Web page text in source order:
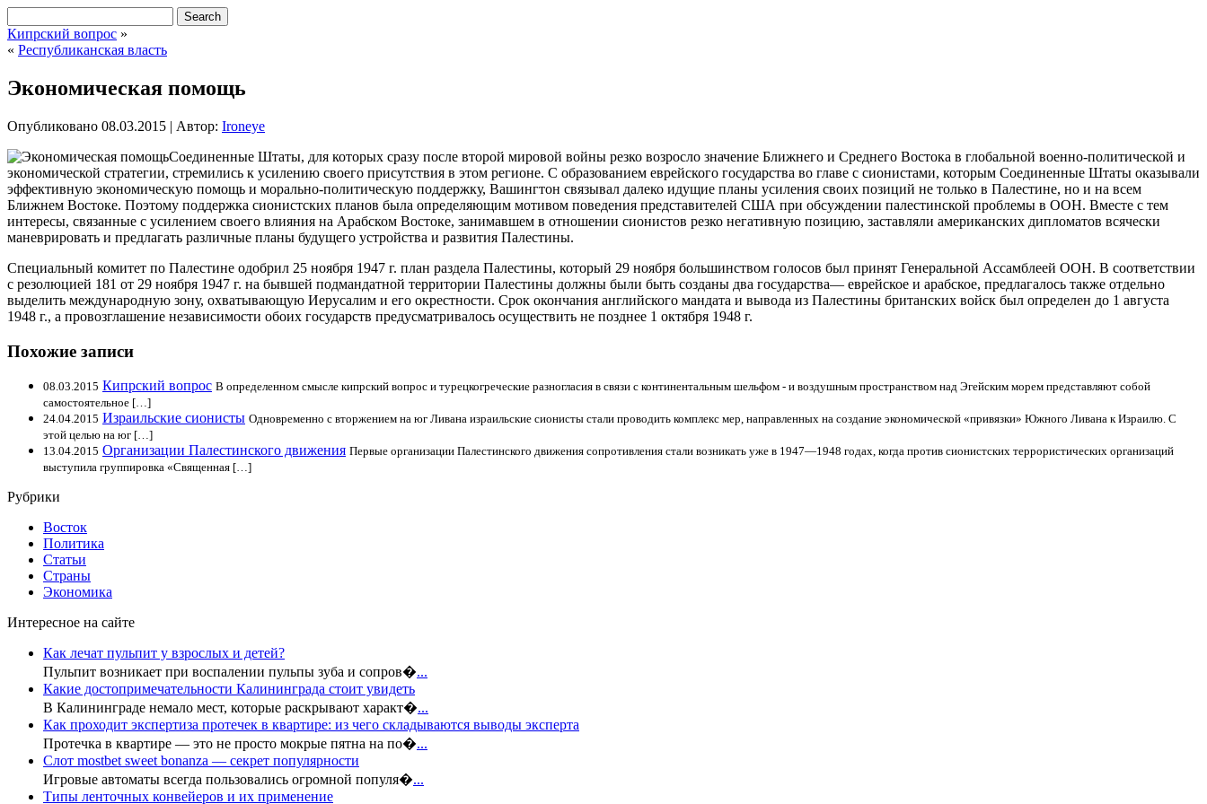
Кипрский вопрос »
« Республиканская власть
Экономическая помощь
Опубликовано 08.03.2015 | Автор: Ironeye
Соединенные Штаты, для которых сразу после второй мировой войны резко возросло значение Ближнего и Среднего Востока в глобальной военно-политической и
экономической стратегии, стремились к усилению своего присутствия в этом регионе. С образованием еврейского государства во главе с сионистами, которым Соединенные Штаты оказывали
эффективную экономическую помощь и морально-политическую поддержку, Вашингтон связывал далеко идущие планы усиления своих позиций не только в Палестине, но и на всем
Ближнем Востоке. Поэтому поддержка сионистских планов была определяющим мотивом поведения представителей США при обсуждении палестинской проблемы в ООН. Вместе с тем
интересы, связанные с усилением своего влияния на Арабском Востоке, занимавшем в отношении сионистов резко негативную позицию, заставляли американских дипломатов всячески
маневрировать и предлагать различные планы будущего устройства и развития Палестины.
Специальный комитет по Палестине одобрил 25 ноября 1947 г. план раздела Палестины, который 29 ноября большинством голосов был принят Генеральной Ассамблеей ООН. В соответствии
с резолюцией 181 от 29 ноября 1947 г. на бывшей подмандатной территории Палестины должны были быть созданы два государства— еврейское и арабское, предлагалось также отдельно
выделить международную зону, охватывающую Иерусалим и его окрестности. Срок окончания английского мандата и вывода из Палестины британских войск был определен до 1 августа
1948 г., а провозглашение независимости обоих государств предусматривалось осуществить не позднее 1 октября 1948 г.
Похожие записи
08.03.2015 Кипрский вопрос В определенном смысле кипрский вопрос и турецкогреческие разногласия в связи с континентальным шельфом - и воздушным пространством над Эгейским морем представляют собой
самостоятельное […]
24.04.2015 Израильские сионисты Одновременно с вторжением на юг Ливана израильские сионисты стали проводить комплекс мер, направленных на создание экономической «привязки» Южного Ливана к Израилю. С
этой целью на юг […]
13.04.2015 Организации Палестинского движения Первые организации Палестинского движения сопротивления стали возникать уже в 1947—1948 годах, когда против сионистских террористических организаций
выступила группировка «Священная […]
Рубрики
Восток
Политика
Статьи
Страны
Экономика
Интересное на сайте
Как лечат пульпит у взрослых и детей?
Пульпит возникает при воспалении пульпы зуба и сопров�...
Какие достопримечательности Калининграда стоит увидеть
В Калининграде немало мест, которые раскрывают характ�...
Как проходит экспертиза протечек в квартире: из чего складываются выводы эксперта
Протечка в квартире — это не просто мокрые пятна на по�...
Слот mostbet sweet bonanza — секрет популярности
Игровые автоматы всегда пользовались огромной популя�...
Типы ленточных конвейеров и их применение